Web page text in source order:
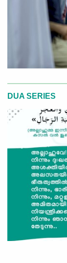
DUA SERIES